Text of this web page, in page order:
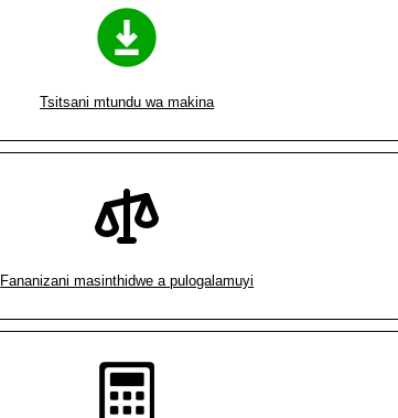
Tsitsani mtundu wa makina
Fananizani masinthidwe a pulogalamuyi